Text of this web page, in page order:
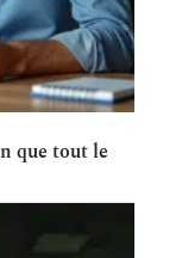
que tout le